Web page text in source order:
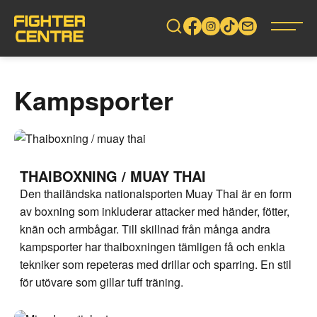
vidare
Kampsporter
THAIBOXNING / MUAY THAI
Den thailändska nationalsporten Muay Thai är en form
av boxning som inkluderar attacker med händer, fötter,
knän och armbågar. Till skillnad från många andra
kampsporter har thaiboxningen tämligen få och enkla
tekniker som repeteras med drillar och sparring. En stil
för utövare som gillar tuff träning.